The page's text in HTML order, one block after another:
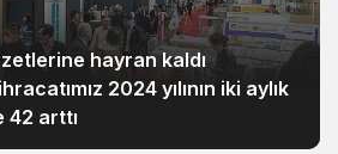
hayran kaldı
2024 yılının iki aylık
42 arttı